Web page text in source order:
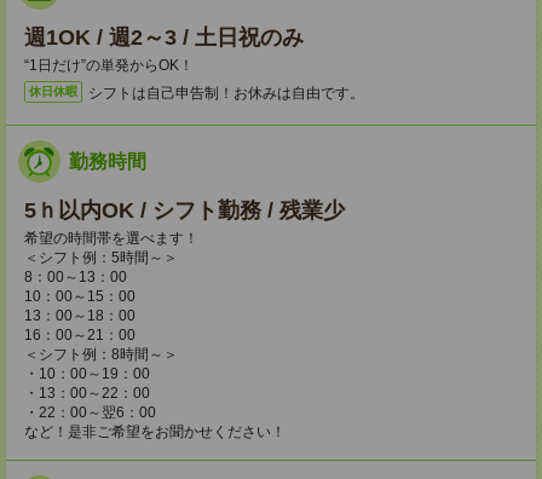
週1OK / 週2～3 / 土日祝のみ
“1日だけ”の単発からOK！
休日休暇 シフトは自己申告制！お休みは自由です。
勤務時間
5ｈ以内OK / シフト勤務 / 残業少
希望の時間帯を選べます！
＜シフト例：5時間～＞
8：00～13：00
10：00～15：00
13：00～18：00
16：00～21：00
＜シフト例：8時間～＞
・10：00～19：00
・13：00～22：00
・22：00～翌6：00
など！是非ご希望をお聞かせください！